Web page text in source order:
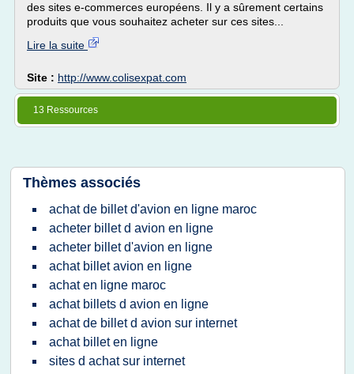
des sites e-commerces européens. Il y a sûrement certains
produits que vous souhaitez acheter sur ces sites...
Lire la suite
Site : http://www.colisexpat.com
13 Ressources
Thèmes associés
achat de billet d'avion en ligne maroc
acheter billet d avion en ligne
acheter billet d'avion en ligne
achat billet avion en ligne
achat en ligne maroc
achat billets d avion en ligne
achat de billet d avion sur internet
achat billet en ligne
sites d achat sur internet